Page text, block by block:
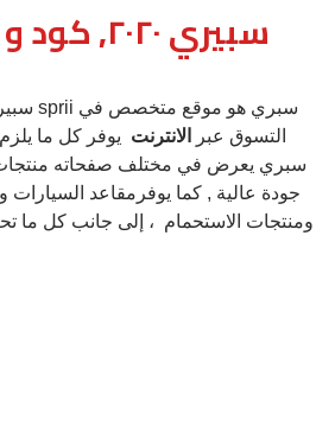
التسوق عبر
الانترنت يوفر كل ما
سبري يعرض في مختلف صفحاته منتجات
جودة عالية , كما يوفرمقاعد
ومنتجات الاستحمام ، إلى جانب كل ما